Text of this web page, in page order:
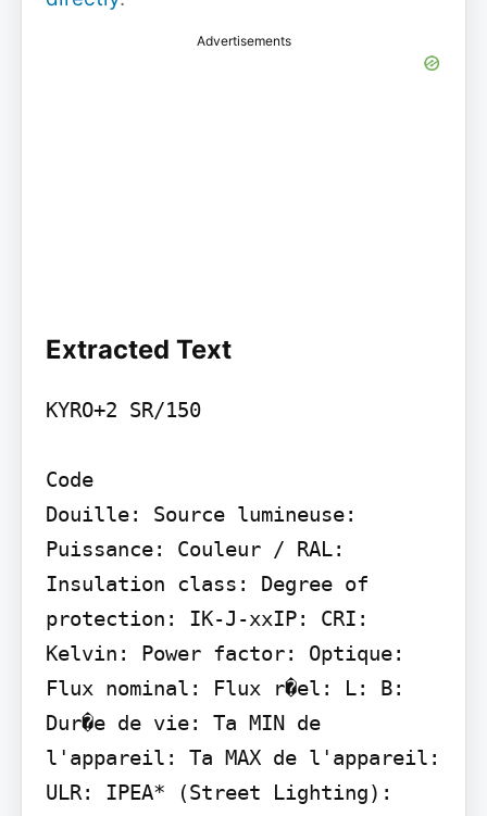
Advertisements
Extracted Text
KYRO+2 SR/150
Code
Douille: Source lumineuse:
Puissance: Couleur / RAL:
Insulation class: Degree of
protection: IK-J-xxIP: CRI:
Kelvin: Power factor: Optique:
Flux nominal: Flux r�el: L: B:
Dur�e de vie: Ta MIN de
l'appareil: Ta MAX de l'appareil:
ULR: IPEA* (Street Lighting):